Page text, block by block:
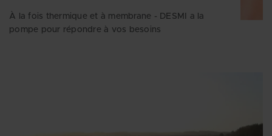
À la fois thermique et à membrane - DESMI a la
pompe pour répondre à vos besoins